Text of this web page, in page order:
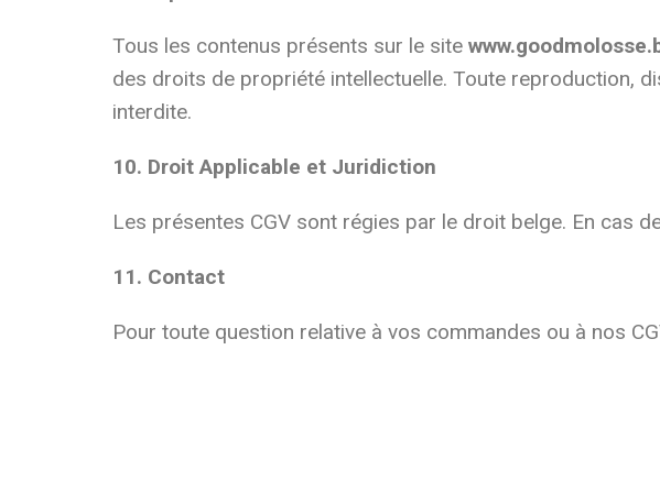
Tous les contenus présents sur le site
des droits de propriété intellectuelle. Toute reproduction,
interdite.
10. Droit Applicable et Juridiction
Les présentes CGV sont régies par le droit belge. En cas
11. Contact
Pour toute question relative à vos commandes ou à nos